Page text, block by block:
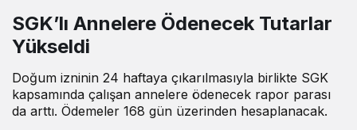
SGK’lı Annelere Ödenecek Tutarlar
Yükseldi
Doğum izninin 24 haftaya çıkarılmasıyla birlikte SGK
kapsamında çalışan annelere ödenecek rapor parası
da arttı. Ödemeler 168 gün üzerinden hesaplanacak.